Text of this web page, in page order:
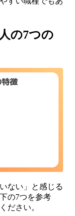
の7つの
ない」と感じる
の7つを参考
ださい。